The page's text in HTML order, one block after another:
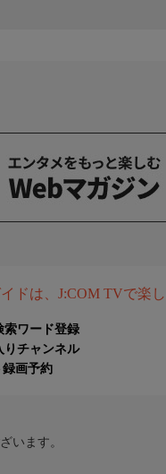
ドは、J:COM TVで楽
索ワード登録
りチャンネル
録画予約
います。